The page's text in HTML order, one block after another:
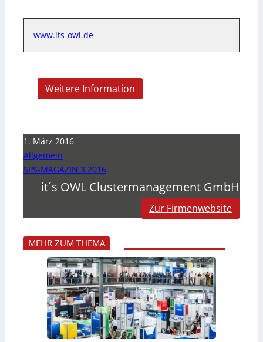
www.its-owl.de
Weitere Information
1. März 2016
Allgemein
SPS-MAGAZIN 3 2016
it´s OWL Clustermanagement GmbH
Zur Firmenwebsite
MEHR ZUM THEMA